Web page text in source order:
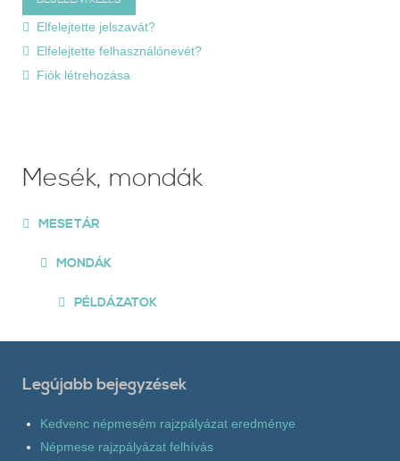
Elfelejtette jelszavát?
Elfelejtette felhasználónevét?
Fiók létrehozása
Mesék, mondák
MESETÁR
MONDÁK
PÉLDÁZATOK
Legújabb bejegyzések
Kedvenc népmesém rajzpályázat eredménye
Népmese rajzpályázat felhívás